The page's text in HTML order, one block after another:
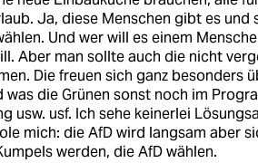
Ja, diese Menschen gibt es und
Und wer will es einem
Aber man sollte auch die nicht
Die freuen sich ganz besonders
was die Grünen sonst noch im
usw. usf. Ich sehe keinerlei
mich: die AfD wird langsam aber
werden, die AfD wählen.